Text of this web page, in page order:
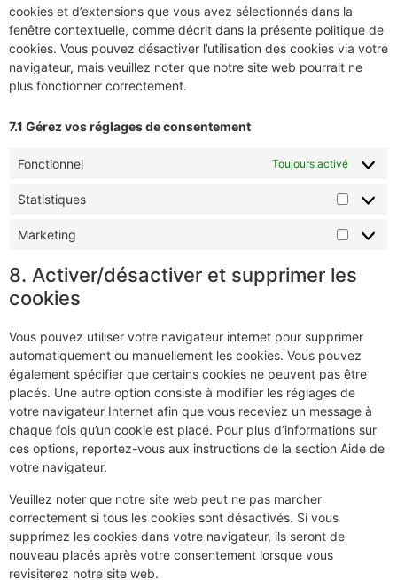
cookies et d’extensions que vous avez sélectionnés dans la
fenêtre contextuelle, comme décrit dans la présente politique de
cookies. Vous pouvez désactiver l’utilisation des cookies via votre
navigateur, mais veuillez noter que notre site web pourrait ne
plus fonctionner correctement.
7.1 Gérez vos réglages de consentement
Fonctionnel Toujours activé
Statistiques
Marketing
8. Activer/désactiver et supprimer les
cookies
Vous pouvez utiliser votre navigateur internet pour supprimer
automatiquement ou manuellement les cookies. Vous pouvez
également spécifier que certains cookies ne peuvent pas être
placés. Une autre option consiste à modifier les réglages de
votre navigateur Internet afin que vous receviez un message à
chaque fois qu’un cookie est placé. Pour plus d’informations sur
ces options, reportez-vous aux instructions de la section Aide de
votre navigateur.
Veuillez noter que notre site web peut ne pas marcher
correctement si tous les cookies sont désactivés. Si vous
supprimez les cookies dans votre navigateur, ils seront de
nouveau placés après votre consentement lorsque vous
revisiterez notre site web.